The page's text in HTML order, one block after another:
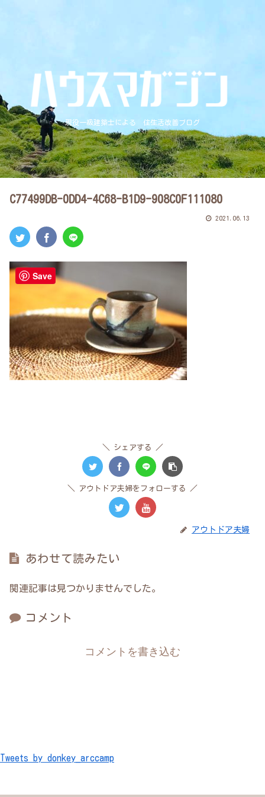
現役一級建築士による 住生活改善ブログ
C77499DB-0DD4-4C68-B1D9-908C0F111080
2021.06.13
シェアする
アウトドア夫婦をフォローする
アウトドア夫婦
あわせて読みたい
関連記事は見つかりませんでした。
コメント
コメントを書き込む
Tweets by donkey_arccamp
Save